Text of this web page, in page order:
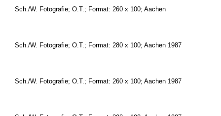
Sch./W. Fotografie; O.T.; Format: 260 x 100; Aachen
Sch./W. Fotografie; O.T.; Format: 280 x 100; Aachen 1987
Sch./W. Fotografie; O.T.; Format: 260 x 100; Aachen 1987